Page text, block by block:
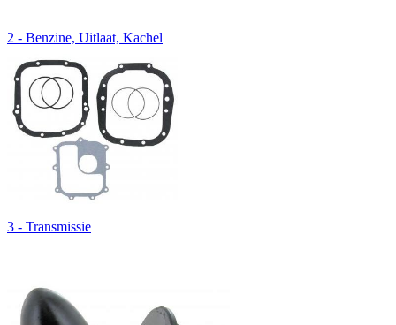
2 - Benzine, Uitlaat, Kachel
3 - Transmissie